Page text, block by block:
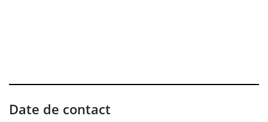
Date de contact